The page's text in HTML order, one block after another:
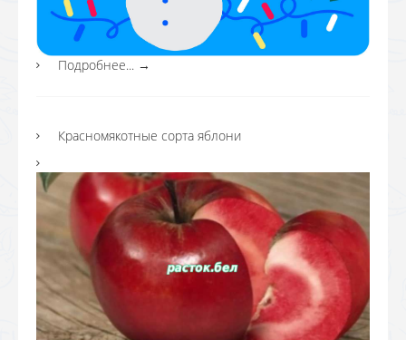
Подробнее... →
Красномякотные сорта яблони